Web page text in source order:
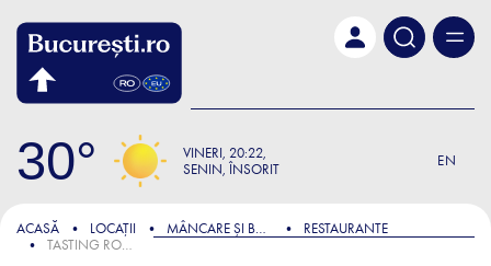
30 VINERI 20:22
SENIN, ÎNSORIT
EN
ACASĂ LOCAȚII MÂNCARE ȘI BĂUTURĂ
RESTAURANTE
TASTING ROOM BY ETHIC WINE